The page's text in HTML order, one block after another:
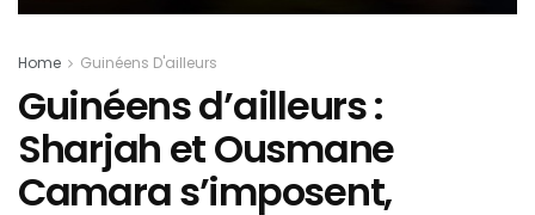
Home Guinéens D'ailleurs
Guinéens d’ailleurs :
Sharjah et Ousmane
Camara s’imposent,